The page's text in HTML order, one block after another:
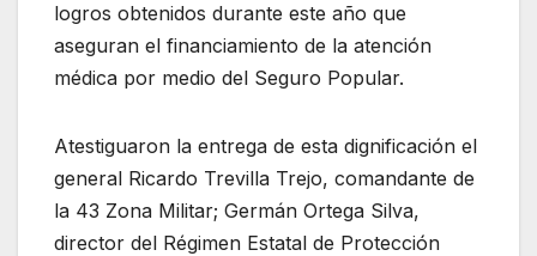
logros obtenidos durante este año que
aseguran el financiamiento de la atención
médica por medio del Seguro Popular.
Atestiguaron la entrega de esta dignificación el
general Ricardo Trevilla Trejo, comandante de
la 43 Zona Militar; Germán Ortega Silva,
director del Régimen Estatal de Protección